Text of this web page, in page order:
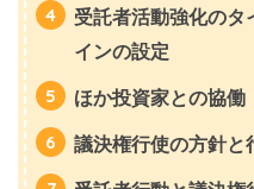
受託者活動強化のタ
インの設定
ほか投資家との協働
議決権行使の方針と